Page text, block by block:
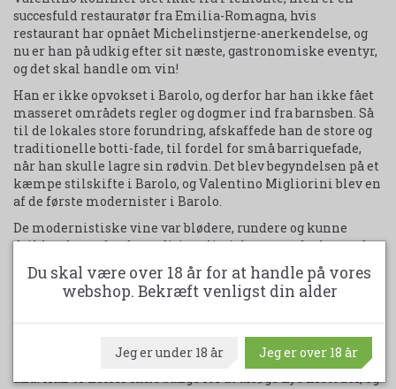
succesfuld restauratør fra Emilia-Romagna, hvis
restaurant har opnået Michelinstjerne-anerkendelse, og
nu er han på udkig efter sit næste, gastronomiske eventyr,
og det skal handle om vin!
Han er ikke opvokset i Barolo, og derfor har han ikke fået
masseret områdets regler og dogmer ind fra barnsben. Så
til de lokales store forundring, afskaffede han de store og
traditionelle botti-fade, til fordel for små barriquefade,
når han skulle lagre sin rødvin. Det blev begyndelsen på et
kæmpe stilskifte i Barolo, og Valentino Migliorini blev en
af de første modernister i Barolo.
De modernistiske vine var blødere, rundere og kunne
drikkes langt før de traditionalistiske, som ofte krævede
årtier i kælderen, før de kunne nydes. Det var et nybrud i
måden at tænke Barolo-vin på, og Rocche Dei Manzoni gik
fra at være en kættersk tilflytter, der begik overgreb på
I dag ledes vingården af Valentinos Migliorinis søn,
Rodolfo, som driver Rocche Dei Manzoni videre i sin fars
ånd. Han er heller ikke bange for at afsøge nye metoder, og
Du skal være over 18 år for at handle på vores
webshop. Bekræft venligst din alder
Jeg er under 18 år Jeg er over 18 år